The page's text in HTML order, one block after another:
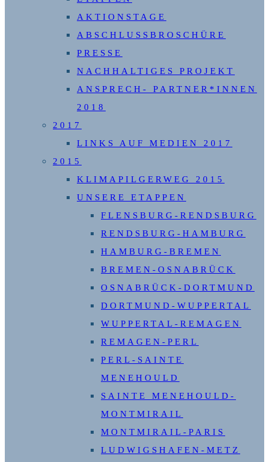
AKTIONSTAGE
ABSCHLUSSBROSCHÜRE
PRESSE
NACHHALTIGES PROJEKT
ANSPRECH- PARTNER*INNEN
2018
2017
LINKS AUF MEDIEN 2017
2015
KLIMAPILGERWEG 2015
UNSERE ETAPPEN
FLENSBURG-RENDSBURG
RENDSBURG-HAMBURG
HAMBURG-BREMEN
BREMEN-OSNABRÜCK
OSNABRÜCK-DORTMUND
DORTMUND-WUPPERTAL
WUPPERTAL-REMAGEN
REMAGEN-PERL
PERL-SAINTE
MENEHOULD
SAINTE MENEHOULD-
MONTMIRAIL
MONTMIRAIL-PARIS
LUDWIGSHAFEN-METZ